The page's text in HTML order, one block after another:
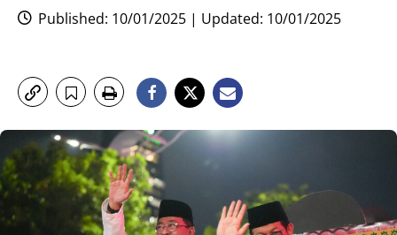
Published: 10/01/2025 | Updated: 10/01/2025